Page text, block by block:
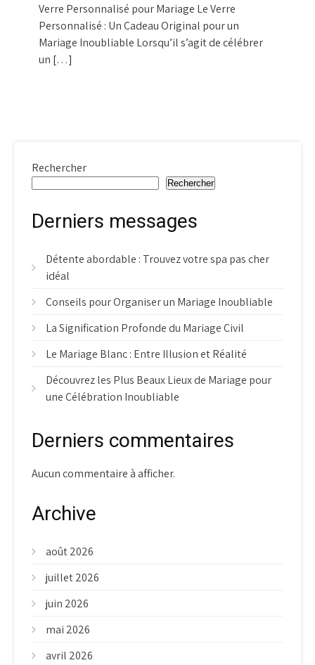
Verre Personnalisé pour Mariage Le Verre
Personnalisé : Un Cadeau Original pour un
Mariage Inoubliable Lorsqu’il s’agit de célébrer
un […]
Rechercher
Rechercher
Derniers messages
Détente abordable : Trouvez votre spa pas cher
idéal
Conseils pour Organiser un Mariage Inoubliable
La Signification Profonde du Mariage Civil
Le Mariage Blanc : Entre Illusion et Réalité
Découvrez les Plus Beaux Lieux de Mariage pour
une Célébration Inoubliable
Derniers commentaires
Aucun commentaire à afficher.
Archive
août 2026
juillet 2026
juin 2026
mai 2026
avril 2026